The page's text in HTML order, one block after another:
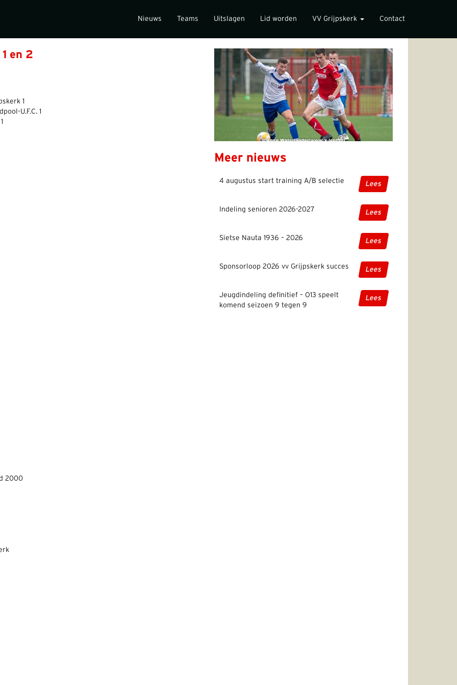
Nieuws Teams Uitslagen Lid worden VV Grijpskerk Contact
en 2
De Heracliden 1 – Grijpskerk 1
Grijpskerk 1 – Noordpool-U.F.C. 1
2000
Meer nieuws
4 augustus start training A/B selectie Lees
Indeling senioren 2026-2027 Lees
Sietse Nauta 1936 – 2026 Lees
Sponsorloop 2026 vv Grijpskerk succes Lees
Jeugdindeling definitief – O13 speelt
komend seizoen 9 tegen 9
Lees